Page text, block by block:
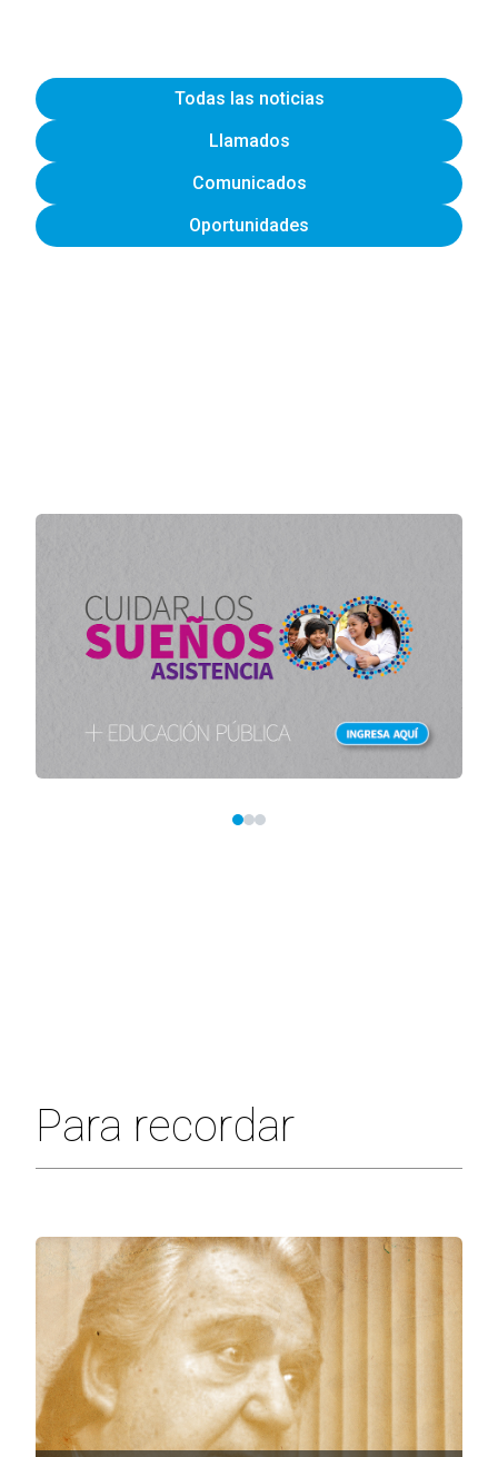
Todas las noticias
Llamados
Comunicados
Oportunidades
Para recordar